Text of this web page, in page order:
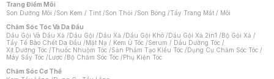
Trang Điểm Môi
Son Dưỡng Môi /Son Kem / Tint /Son Thỏi /Son Bóng /Tẩy Trang Mắt / Môi
Chăm Sóc Tóc Và Da Đầu
Dầu Gội Và Dầu Xả /Dầu Gội /Dầu Xả /Dầu Gội Khô /Dầu Gội Xả 2in1 /Bộ Gội Xả /
Tẩy Tế Bào Chết Da Đầu /Mặt Nạ / Kem Ủ Tóc /Serum / Dầu Dưỡng Tóc /
Xịt Dưỡng Tóc /Thuốc Nhuộm Tóc /Sản Phẩm Tạo Kiểu Tóc /Dụng Cụ Chăm Sóc Tóc /
Máy Sấy Tóc /Lược /Bộ Chăm Sóc Tóc /Phụ Kiện Tóc
Chăm Sóc Cơ Thể